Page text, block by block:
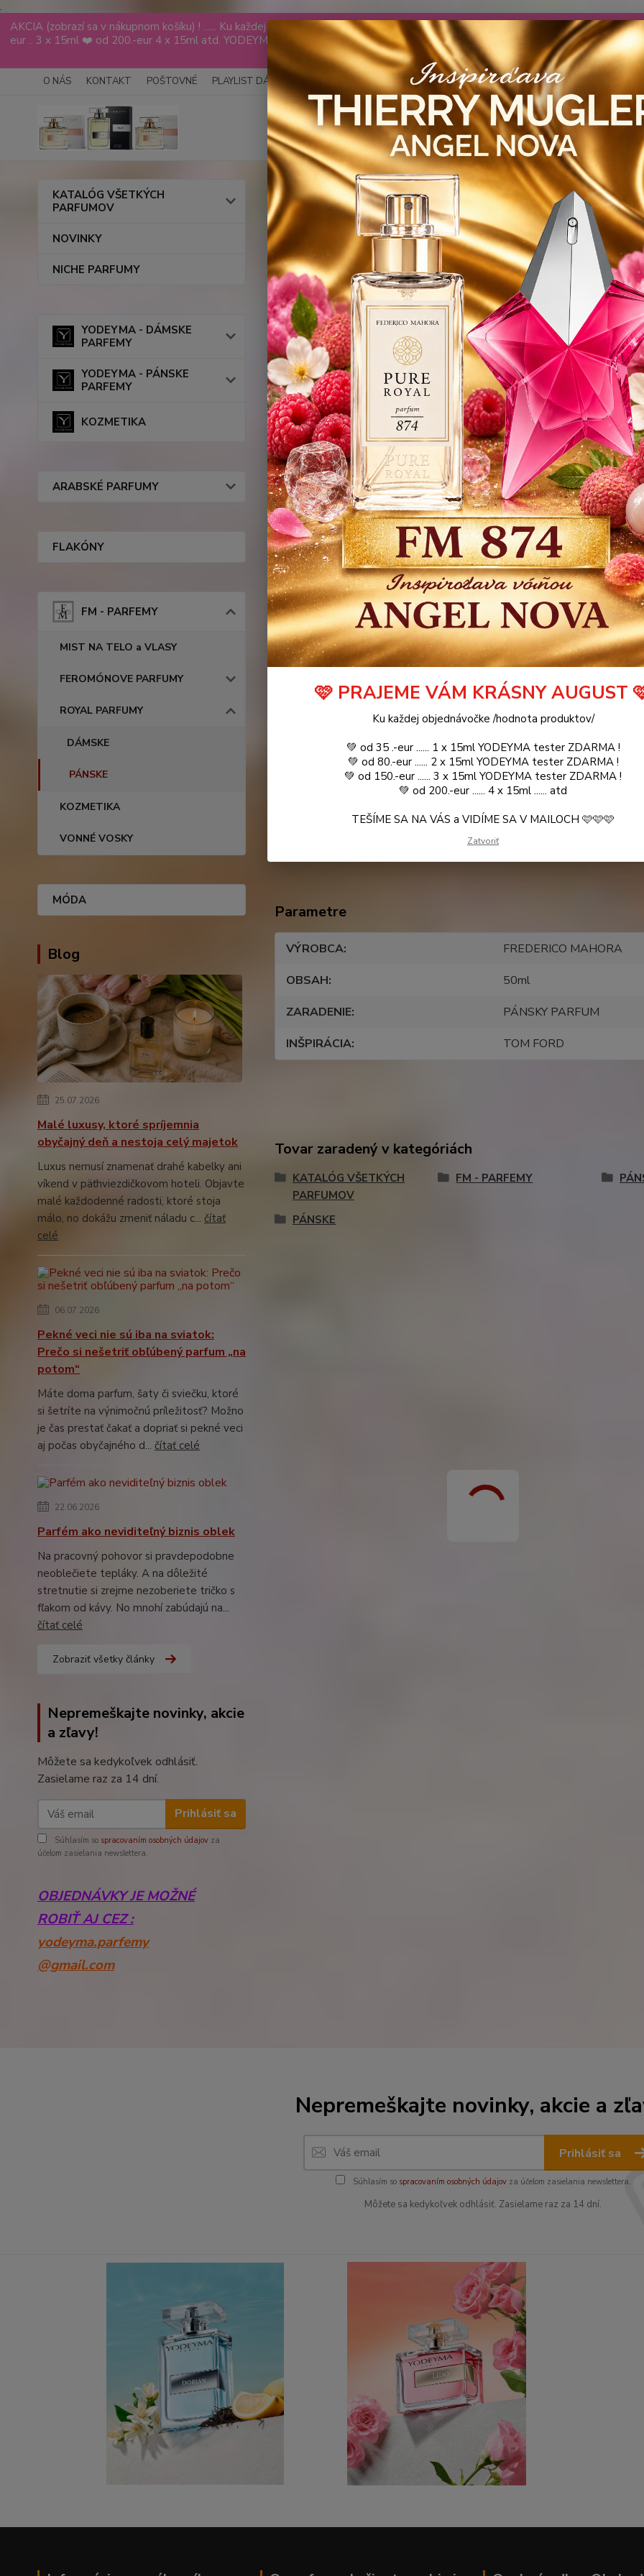
.
AKCIA (zobrazí sa v nákupnom košíku) ! ...... Ku každej objednávočke ❤️ od .. 35 .-eur CENA PRODUKTOV si môžte vybrať ..
eur .. 3 x 15ml ❤️ od 200.-eur 4 x 15ml atd. YODEYMA tester ZDARMA .. (TIE VŠAK TERBA VPÍSAŤ V SEKCII DODACE
VÁS a VIDÍME SA V MAILOCH a v Košiciach :) aj OSOBNE. 👋🤚👋 ..
O NÁS KONTAKT POŠTOVNÉ PLAYLIST DÁMY PLAYLIST PÁNI KATALÓG Blog
Hľadať
KATALÓG VŠETKÝCH
PARFUMOV
NOVINKY
NICHE PARFUMY
YODEYMA - DÁMSKE
PARFEMY
YODEYMA - PÁNSKE
PARFEMY
KOZMETIKA
ARABSKÉ PARFUMY
FLAKÓNY
FM - PARFEMY
MIST NA TELO a VLASY
FEROMÓNOVE PARFUMY
ROYAL PARFUMY
DÁMSKE
PÁNSKE
KOZMETIKA
VONNÉ VOSKY
MÓDA
Blog
25.07.2026
Malé luxusy, ktoré spríjemnia
obyčajný deň a nestoja celý majetok
Luxus nemusí znamenať drahé kabelky ani
víkend v päťhviezdičkovom hoteli. Objavte
malé každodenné radosti, ktoré stoja
málo, no dokážu zmeniť náladu c... čítať
celé
06.07.2026
Pekné veci nie sú iba na sviatok:
Prečo si nešetriť obľúbený parfum „na
potom“
Máte doma parfum, šaty či sviečku, ktoré
si šetríte na výnimočnú príležitosť? Možno
je čas prestať čakať a dopriať si pekné veci
aj počas obyčajného d... čítať celé
22.06.2026
Parfém ako neviditeľný biznis oblek
Na pracovný pohovor si pravdepodobne
neoblečiete tepláky. A na dôležité
stretnutie si zrejme nezoberiete tričko s
fľakom od kávy. No mnohí zabúdajú na...
čítať celé
Zobraziť všetky články
Nepremeškajte novinky, akcie
a zľavy!
Môžete sa kedykoľvek odhlásiť.
Zasielame raz za 14 dní.
Prihlásiť sa
Súhlasím so spracovaním osobných údajov za
účelom zasielania newslettera.
OBJEDNÁVKY JE MOŽNÉ
ROBIŤ AJ CEZ :
yodeyma.parfemy
@gmail.com
Úvod FM - PARFEMY ROYAL PARFUMY PÁNSKE FM 823 Inšpirovaná
FM 823 Inšpirovaná TOM FORD
ROYAL .. (50ml)
35 €
- 26 %
popis
Číslo
Strážiť
Do
Kompletné špecifikácie Parametre
Kompletné špecifikácie
Charakter:
Dekadentný, luxusný, kontroverzný
divoká levanduľa, šalvia šalvia
vanilkový kvet, iris, mandľa
Parametre
VÝROBCA
FREDERICO MAHORA
OBSAH
50ml
ZARADENIE
PÁNSKY PARFUM
INŠPIRÁCIA
TOM FORD
Tovar zaradený v kategóriách
KATALÓG VŠETKÝCH
PARFUMOV
FM - PARFEMY
PÁNSKE
Nepremeškajte novinky, akcie a
Prihlásiť sa
Súhlasím so spracovaním osobných údajovza účelom zasielania newslettera.
Môžete sa kedykoľvek odhlásiť. Zasielame raz za 14 dní.
🩷 PRAJEME VÁM KRÁSNY AUGUST
Ku každej objednávočke /hodnota produktov/
💚 od 35 .-eur ...... 1 x 15ml YODEYMA tester ZDARMA !
💚 od 80.-eur ...... 2 x 15ml YODEYMA tester ZDARMA !
💚 od 150.-eur ...... 3 x 15ml YODEYMA tester ZDARMA !
💚 od 200.-eur ...... 4 x 15ml ...... atd
TEŠÍME SA NA VÁS a VIDÍME SA V MAILOCH 🩷🩷🩷
Zatvoriť